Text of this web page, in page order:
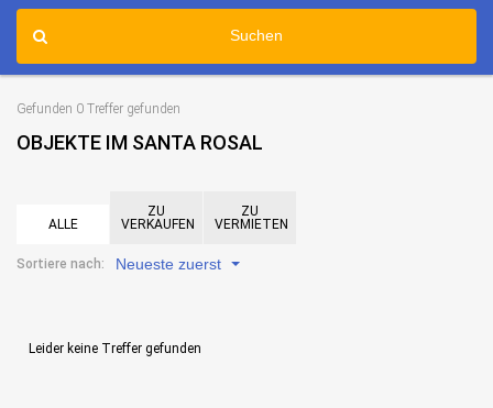
Suchen
Gefunden 0 Treffer gefunden
OBJEKTE IM SANTA ROSAL
ALLE
ZU
VERKAUFEN
ZU
VERMIETEN
Sortiere nach: Neueste zuerst
Leider keine Treffer gefunden